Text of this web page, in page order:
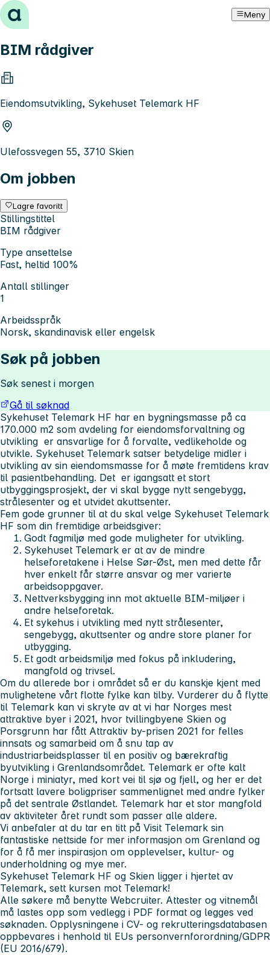
Hopp til innhold Meny
BIM rådgiver
Eiendomsutvikling, Sykehuset Telemark HF
Ulefossvegen 55, 3710 Skien
Om jobben
Lagre favoritt
Stillingstittel
BIM rådgiver
Type ansettelse
Fast, heltid 100%
Antall stillinger
1
Arbeidsspråk
Norsk, skandinavisk eller engelsk
Søk på jobben
Søk senest i morgen
Gå til søknad
Sykehuset Telemark HF har en bygningsmasse på ca
170.000 m2 som avdeling for eiendomsforvaltning og
utvikling er ansvarlige for å forvalte, vedlikeholde og
utvikle. Sykehuset Telemark satser betydelige midler i
utvikling av sin eiendomsmasse for å møte fremtidens krav
til pasientbehandling. Det er igangsatt et stort
utbyggingsprosjekt, der vi skal bygge nytt sengebygg,
strålesenter og et utvidet akuttsenter.
Fem gode grunner til at du skal velge Sykehuset Telemark
HF som din fremtidige arbeidsgiver:
Godt fagmiljø med gode muligheter for utvikling.
Sykehuset Telemark er at av de mindre
helseforetakene i Helse Sør-Øst, men med dette får
hver enkelt får større ansvar og mer varierte
arbeidsoppgaver.
Nettverksbygging inn mot aktuelle BIM-miljøer i
andre helseforetak.
Et sykehus i utvikling med nytt strålesenter,
sengebygg, akuttsenter og andre store planer for
utbygging.
Et godt arbeidsmiljø med fokus på inkludering,
mangfold og trivsel.
Om du allerede bor i området så er du kanskje kjent med
mulighetene vårt flotte fylke kan tilby. Vurderer du å flytte
til Telemark kan vi skryte av at vi har Norges mest
attraktive byer i 2021, hvor tvillingbyene Skien og
Porsgrunn har fått Attraktiv by-prisen 2021 for felles
innsats og samarbeid om å snu tap av
industriarbeidsplasser til en positiv og bærekraftig
byutvikling i Grenlandsområdet. Telemark er ofte kalt
Norge i miniatyr, med kort vei til sjø og fjell, og her er det
fortsatt lavere boligpriser sammenlignet med andre fylker
på det sentrale Østlandet. Telemark har et stor mangfold
av aktiviteter året rundt som passer alle aldere.
Vi anbefaler at du tar en titt på Visit Telemark sin
fantastiske nettside for mer informasjon om Grenland og
for å få mer inspirasjon om opplevelser, kultur- og
underholdning og mye mer.
Sykehuset Telemark HF og Skien ligger i hjertet av
Telemark, sett kursen mot Telemark!
Alle søkere må benytte Webcruiter. Attester og vitnemål
må lastes opp som vedlegg i PDF format og legges ved
søknaden. Opplysningene i CV- og rekrutteringsdatabasen
oppbevares i henhold til EUs personvernforordning/GDPR
(EU 2016/679).